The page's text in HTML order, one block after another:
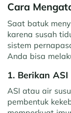
Cara
Saat batuk
karena susah
sistem
Anda bisa
1. Berikan ASI
ASI atau air
pembentuk